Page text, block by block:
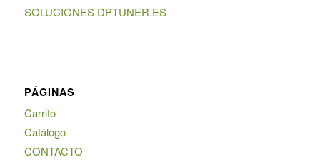
SOLUCIONES DPTUNER.ES
PÁGINAS
Carrito
Catálogo
CONTACTO